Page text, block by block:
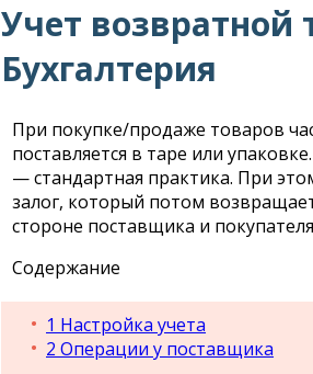
Учет возвратной
Бухгалтерия
При покупке/продаже товаров
поставляется в таре или
— стандартная практика. При
залог, который потом
стороне поставщика и
Содержание
1 Настройка учета
2 Операции у поставщика